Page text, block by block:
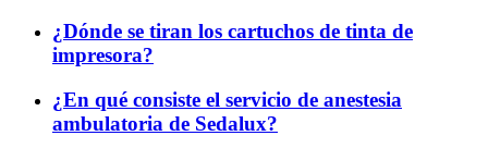
¿Dónde se tiran los cartuchos de tinta de
impresora?
¿En qué consiste el servicio de anestesia
ambulatoria de Sedalux?